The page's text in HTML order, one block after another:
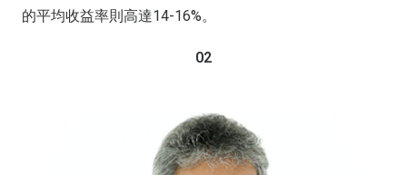
的平均收益率則高達14-16%。
02